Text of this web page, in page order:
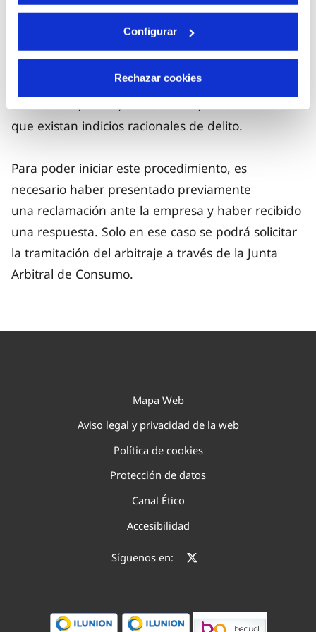
Configurar
Rechazar cookies
Decreto 713/2024, de 23 de julio, no
pueden someterse a arbitraje de consumo
aquellas controversias que versen sobre
que existan indicios racionales de delito.
Para poder iniciar este procedimiento, es
necesario haber presentado previamente
una reclamación ante la empresa y haber recibido
una respuesta. Solo en ese caso se podrá solicitar
la tramitación del arbitraje a través de la Junta
Arbitral de Consumo.
Mapa Web
Aviso legal y privacidad de la web
Política de cookies
Protección de datos
Canal Ético
Accesibilidad
Síguenos en: